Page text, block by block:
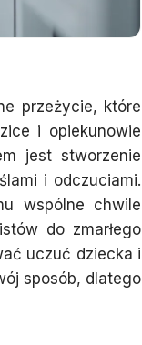
przeżycie, które
i opiekunowie
jest stworzenie
i odczuciami.
wspólne chwile
do zmarłego
uczuć dziecka i
sposób, dlatego